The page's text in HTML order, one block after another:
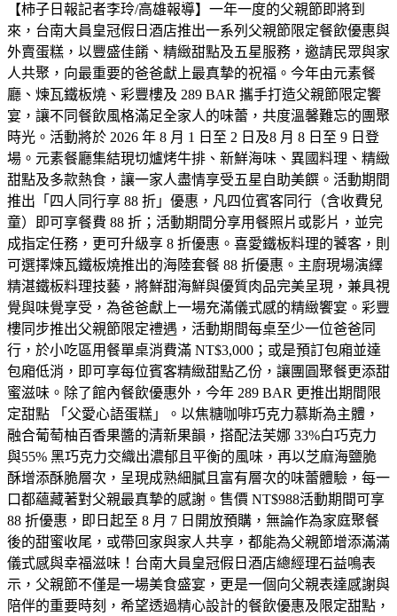
【柿子日報記者李玲/高雄報導】一年一度的父親節即將到
來，台南大員皇冠假日酒店推出一系列父親節限定餐飲優惠與
外賣蛋糕，以豐盛佳餚、精緻甜點及五星服務，邀請民眾與家
人共聚，向最重要的爸爸獻上最真摯的祝福。今年由元素餐
廳、煉瓦鐵板燒、彩豐樓及 289 BAR 攜手打造父親節限定饗
宴，讓不同餐飲風格滿足全家人的味蕾，共度溫馨難忘的團聚
時光。活動將於 2026 年 8 月 1 日至 2 日及8 月 8 日至 9 日登
場。元素餐廳集結現切爐烤牛排、新鮮海味、異國料理、精緻
甜點及多款熱食，讓一家人盡情享受五星自助美饌。活動期間
推出「四人同行享 88 折」優惠，凡四位賓客同行（含收費兒
童）即可享餐費 88 折；活動期間分享用餐照片或影片，並完
成指定任務，更可升級享 8 折優惠。喜愛鐵板料理的饕客，則
可選擇煉瓦鐵板燒推出的海陸套餐 88 折優惠。主廚現場演繹
精湛鐵板料理技藝，將鮮甜海鮮與優質肉品完美呈現，兼具視
覺與味覺享受，為爸爸獻上一場充滿儀式感的精緻饗宴。彩豐
樓同步推出父親節限定禮遇，活動期間每桌至少一位爸爸同
行，於小吃區用餐單桌消費滿 NT$3,000；或是預訂包廂並達
包廂低消，即可享每位賓客精緻甜點乙份，讓團圓聚餐更添甜
蜜滋味。除了館內餐飲優惠外，今年 289 BAR 更推出期間限
定甜點 「父愛心語蛋糕」。以焦糖咖啡巧克力慕斯為主體，
融合葡萄柚百香果醬的清新果韻，搭配法芙娜 33%白巧克力
與55% 黑巧克力交織出濃郁且平衡的風味，再以芝麻海鹽脆
酥增添酥脆層次，呈現成熟細膩且富有層次的味蕾體驗，每一
口都蘊藏著對父親最真摯的感謝。售價 NT$988活動期間可享
88 折優惠，即日起至 8 月 7 日開放預購，無論作為家庭聚餐
後的甜蜜收尾，或帶回家與家人共享，都能為父親節增添滿滿
儀式感與幸福滋味！台南大員皇冠假日酒店總經理石益鳴表
示，父親節不僅是一場美食盛宴，更是一個向父親表達感謝與
陪伴的重要時刻，希望透過精心設計的餐飲優惠及限定甜點，